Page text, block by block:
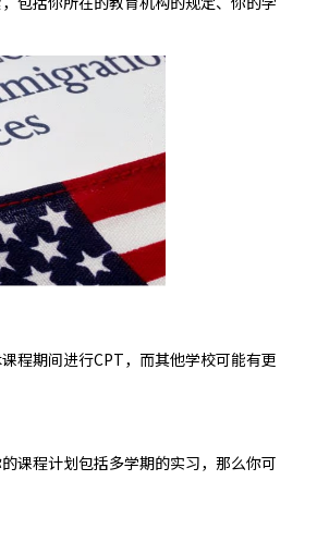
程期间进行CPT，而其他学校可能有更
课程计划包括多学期的实习，那么你可